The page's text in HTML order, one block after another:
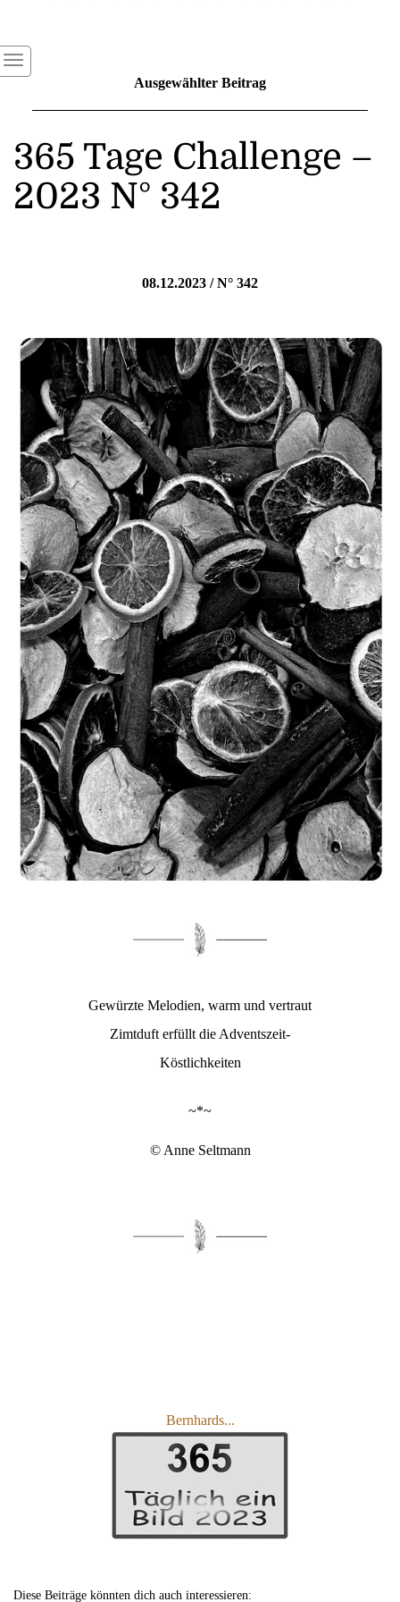
Ausgewählter Beitrag
365 Tage Challenge –
2023 N° 342
08.12.2023 / N° 342
Gewürzte Melodien, warm und vertraut
Zimtduft erfüllt die Adventszeit-
Köstlichkeiten
~*~
© Anne Seltmann
Bernhards...
Diese Beiträge könnten dich auch interessieren: